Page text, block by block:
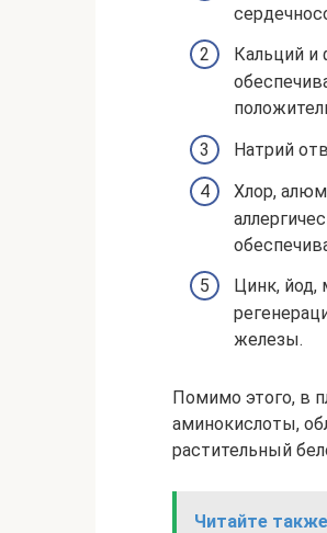
Кальций
Натрий
Хлор,
Цинк, йод,
железы.
Помимо этого, в
аминокислоты,
растительный
Читайте